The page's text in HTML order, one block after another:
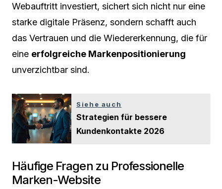
Webauftritt investiert, sichert sich nicht nur eine
starke digitale Präsenz, sondern schafft auch
das Vertrauen und die Wiedererkennung, die für
eine erfolgreiche Markenpositionierung
unverzichtbar sind.
Siehe auch
Strategien für bessere
Kundenkontakte 2026
Häufige Fragen zu Professionelle
Marken-Website